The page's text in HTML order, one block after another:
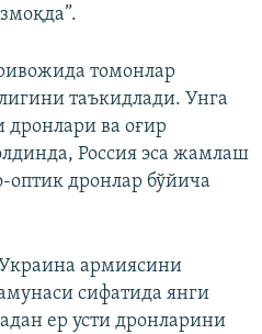
томонлар
таъкидлади. Унга
ва оғир
Россия эса жамлаш
дронлар бўйича
армиясини
сифатида янги
ер усти дронларини